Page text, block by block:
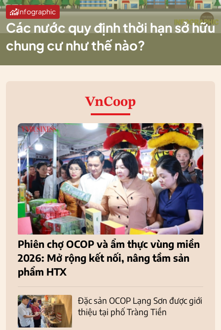
Infographic
Các nước quy định thời hạn sở hữu
chung cư như thế nào?
VnCoop
Phiên chợ OCOP và ẩm thực vùng miền
2026: Mở rộng kết nối, nâng tầm sản
phẩm HTX
Đặc sản OCOP Lạng Sơn được giới
thiệu tại phố Tràng Tiền